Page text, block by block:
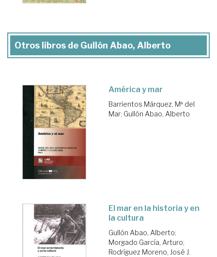
Otros libros de Gullón Abao, Alberto
América y mar
Barrientos Márquez, Mª del
Mar; Gullón Abao, Alberto
El mar en la historia y en
la cultura
Gullón Abao, Alberto;
Morgado García, Arturo;
Rodríguez Moreno, José J.